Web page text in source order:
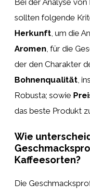
sollten folgende
Herkunft , um die
Aromen , für die
der den Charakter
Bohnenqualität ,
Robusta; sowie
das beste Produkt
Wie
Kaffeesorten?
Die